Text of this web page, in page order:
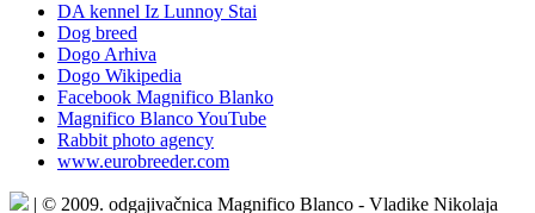
DA kennel Iz Lunnoy Stai
Dog breed
Dogo Arhiva
Dogo Wikipedia
Facebook Magnifico Blanko
Magnifico Blanco YouTube
Rabbit photo agency
www.eurobreeder.com
| © 2009. odgajivačnica Magnifico Blanco - Vladike Nikolaja